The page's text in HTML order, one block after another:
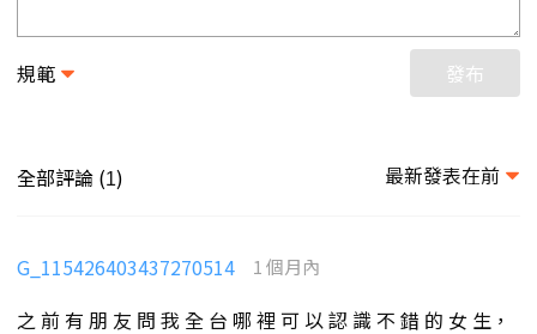
規範 發布
全部評論 (1) 最新發表在前
G_115426403437270514 1 個月內
之 前 有 朋 友 問 我 全 台 哪 裡 可 以 認 識 不 錯 的 女 生，